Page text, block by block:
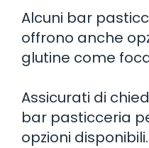
Alcuni bar
offrono anche
glutine come
Assicurati di
bar pasticceria
opzioni disponibili.